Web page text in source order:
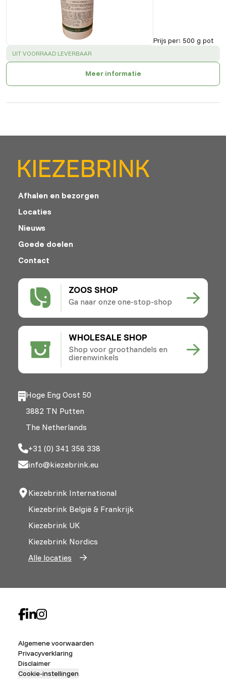
Prijs per: 500 g pot
SUCCESS:
UIT VOORRAAD LEVERBAAR
Meer informatie
ZOOS SHOP
Ga naar onze one-stop-shop
WHOLESALE SHOP
Shop voor groothandels en
dierenwinkels
Afhalen en bezorgen
Locaties
Nieuws
Goede doelen
Contact
Hoge Eng Oost 50
3882 TN Putten
The Netherlands
+31 (0) 341 358 338
info@kiezebrink.eu
Kiezebrink International
Kiezebrink België & Frankrijk
Kiezebrink UK
Kiezebrink Nordics
Alle locaties
Algemene voorwaarden
Privacyverklaring
Disclaimer
Cookie-instellingen